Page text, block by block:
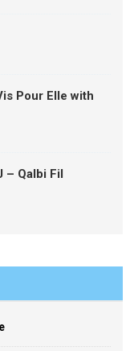
Pour Elle with
– Qalbi Fil